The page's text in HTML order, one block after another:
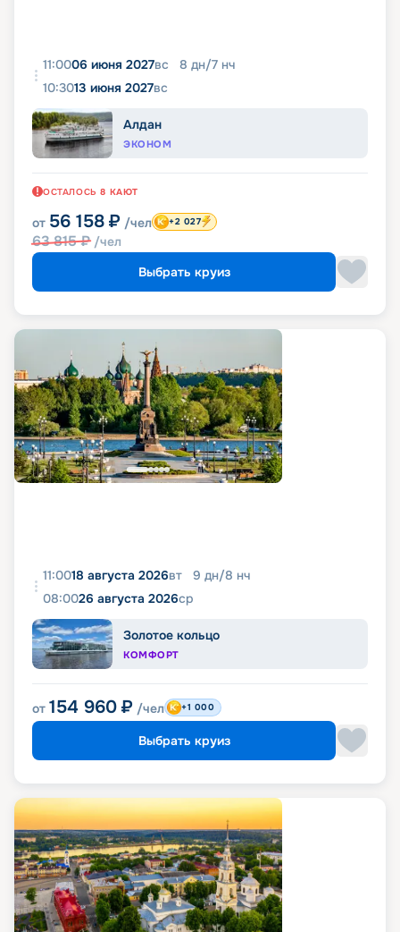
11:0006 июня 2027вс 8 дн/7 нч
10:3013 июня 2027вс
Алдан
ЭКОНОМ
ОСТАЛОСЬ 8 КАЮТ
от 56 158 ₽ /чел
63 815₽ /чел
+2 027
Выбрать круиз
11:0018 августа 2026вт 9 дн/8 нч
08:0026 августа 2026ср
Золотое кольцо
КОМФОРТ
от 154 960 ₽ /чел +1 000
Выбрать круиз